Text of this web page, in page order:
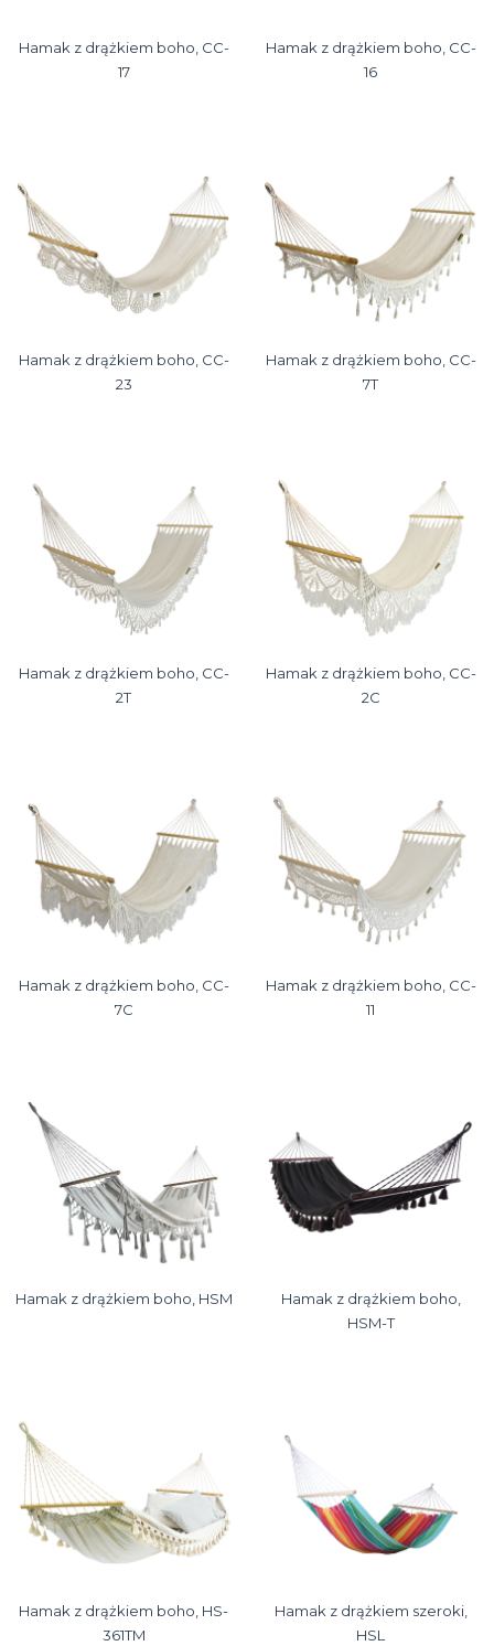
Hamak z drążkiem boho, CC-
17
Hamak z drążkiem boho, CC-
16
Hamak z drążkiem boho, CC-
23
Hamak z drążkiem boho, CC-
7T
Hamak z drążkiem boho, CC-
2T
Hamak z drążkiem boho, CC-
2C
Hamak z drążkiem boho, CC-
7C
Hamak z drążkiem boho, CC-
11
Hamak z drążkiem boho, HSM
Hamak z drążkiem boho,
HSM-T
Hamak z drążkiem boho, HS-
361TM
Hamak z drążkiem szeroki,
HSL